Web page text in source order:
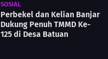
SOSIAL
Perbekel dan Kelian Banjar
Dukung Penuh TMMD Ke-
125 di Desa Batuan